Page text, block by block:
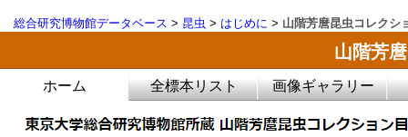
総合研究博物館データベース > 昆虫 > はじめに > 山階芳麿昆虫コレクシ
山階芳
ホーム 全標本リスト 画像ギャラリー